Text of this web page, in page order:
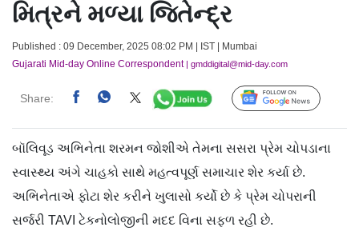
મિત્રને મળ્યા જિતેન્દ્ર
Published : 09 December, 2025 08:02 PM | IST | Mumbai
Gujarati Mid-day Online Correspondent| gmddigital@mid-day.com
Share: Follow Us
બૉલિવૂડ અભિનેતા શરમન જોશીએ તેમના સસરા પ્રેમ ચોપડાના
સ્વાસ્થ્ય અંગે ચાહકો સાથે મહત્વપૂર્ણ સમાચાર શેર કર્યા છે.
અભિનેતાએ ફોટા શેર કરીને ખુલાસો કર્યો છે કે પ્રેમ ચોપરાની
સર્જરી TAVI ટેકનોલોજીની મદદ વિના સફળ રહી છે.